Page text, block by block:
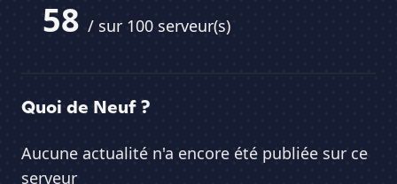
58 / sur 100 serveur(s)
Quoi de Neuf ?
Aucune actualité n'a encore été publiée sur ce
serveur